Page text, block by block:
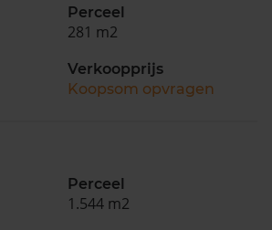
Perceel
281 m2
Verkoopprijs
Koopsom opvragen
Perceel
1.544 m2